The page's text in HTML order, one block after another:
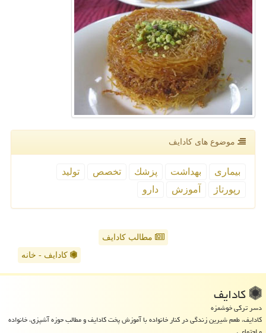
موضوع های كادایف
بیماری بهداشت پزشك تخصص
تولید
رپورتاژ
آموزش دارو
مطالب کادایف
کادایف - خانه
كادایف
دسر ترکی خوشمزه
کادایف، طعم شیرین زندگی در کنار خانواده با آموزش پخت کادایف و مطالب حوزه آشپزی، خانواده